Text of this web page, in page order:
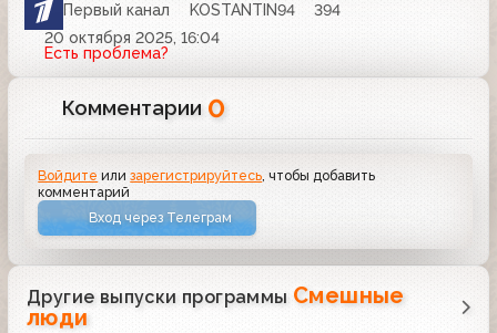
Первый канал KOSTANTIN94
394
20 октября 2025, 16:04
Есть проблема?
Комментарии 0
Войдите илизарегистрируйтесь , чтобы добавить
комментарий
Вход через Телеграм
Другие выпуски программы Смешные
люди